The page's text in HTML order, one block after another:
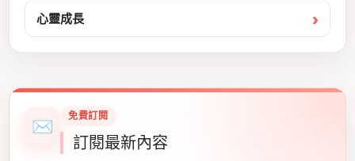
心靈成長
✉ 免費訂閱
訂閱最新內容